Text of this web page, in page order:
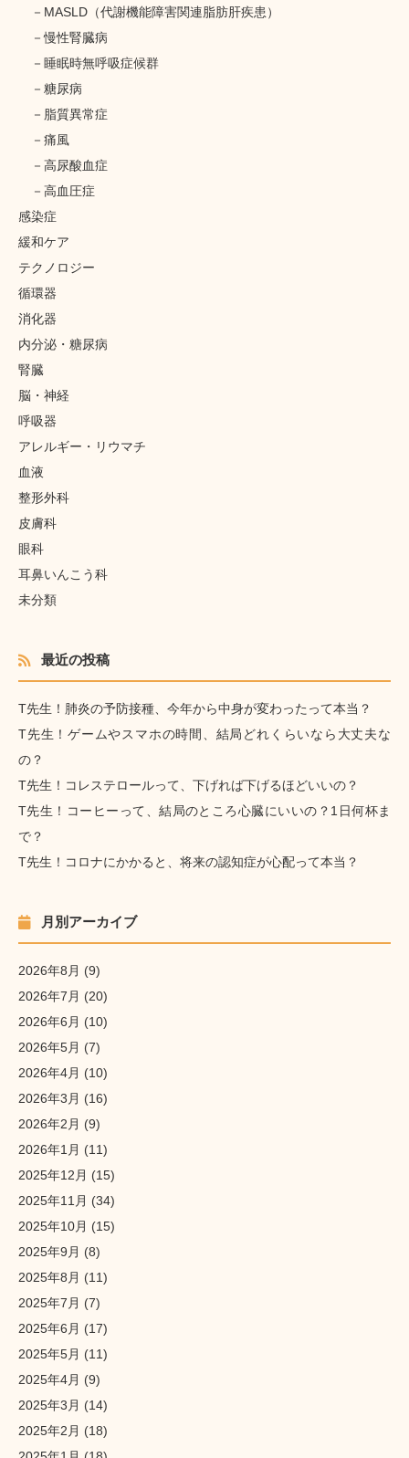
MASLD（代謝機能障害関連脂肪肝疾患）
慢性腎臓病
睡眠時無呼吸症候群
糖尿病
脂質異常症
痛風
高尿酸血症
高血圧症
感染症
緩和ケア
テクノロジー
循環器
消化器
内分泌・糖尿病
腎臓
脳・神経
呼吸器
アレルギー・リウマチ
血液
整形外科
皮膚科
眼科
耳鼻いんこう科
未分類
最近の投稿
T先生！肺炎の予防接種、今年から中身が変わったって本当？
T先生！ゲームやスマホの時間、結局どれくらいなら大丈夫な
の？
T先生！コレステロールって、下げれば下げるほどいいの？
T先生！コーヒーって、結局のところ心臓にいいの？1日何杯ま
で？
T先生！コロナにかかると、将来の認知症が心配って本当？
月別アーカイブ
2026年8月 (9)
2026年7月 (20)
2026年6月 (10)
2026年5月 (7)
2026年4月 (10)
2026年3月 (16)
2026年2月 (9)
2026年1月 (11)
2025年12月 (15)
2025年11月 (34)
2025年10月 (15)
2025年9月 (8)
2025年8月 (11)
2025年7月 (7)
2025年6月 (17)
2025年5月 (11)
2025年4月 (9)
2025年3月 (14)
2025年2月 (18)